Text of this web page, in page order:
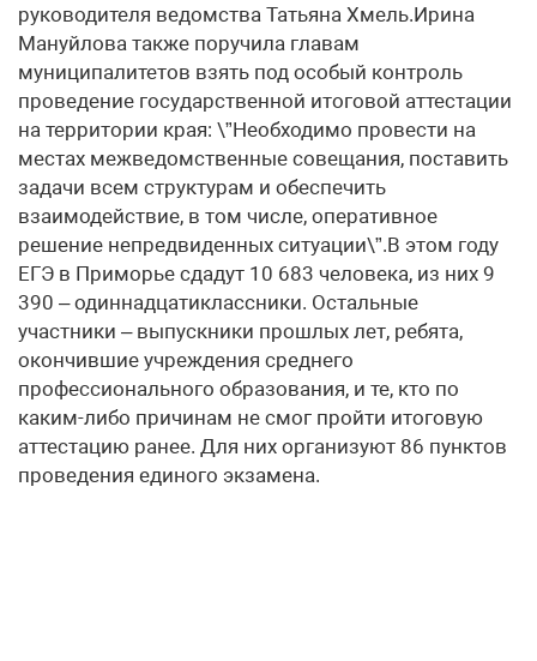
руководителя ведомства Татьяна Хмель.Ирина
Мануйлова также поручила главам
муниципалитетов взять под особый контроль
проведение государственной итоговой аттестации
на территории края: \”Необходимо провести на
местах межведомственные совещания, поставить
задачи всем структурам и обеспечить
взаимодействие, в том числе, оперативное
решение непредвиденных ситуации\”.В этом году
ЕГЭ в Приморье сдадут 10 683 человека, из них 9
390 – одиннадцатиклассники. Остальные
участники – выпускники прошлых лет, ребята,
окончившие учреждения среднего
профессионального образования, и те, кто по
каким-либо причинам не смог пройти итоговую
аттестацию ранее. Для них организуют 86 пунктов
проведения единого экзамена.